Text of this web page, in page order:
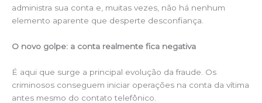
administra sua conta e, muitas vezes, não há nenhum
elemento aparente que desperte desconfiança.
O novo golpe: a conta realmente fica negativa
É aqui que surge a principal evolução da fraude. Os
criminosos conseguem iniciar operações na conta da vítima
antes mesmo do contato telefônico.